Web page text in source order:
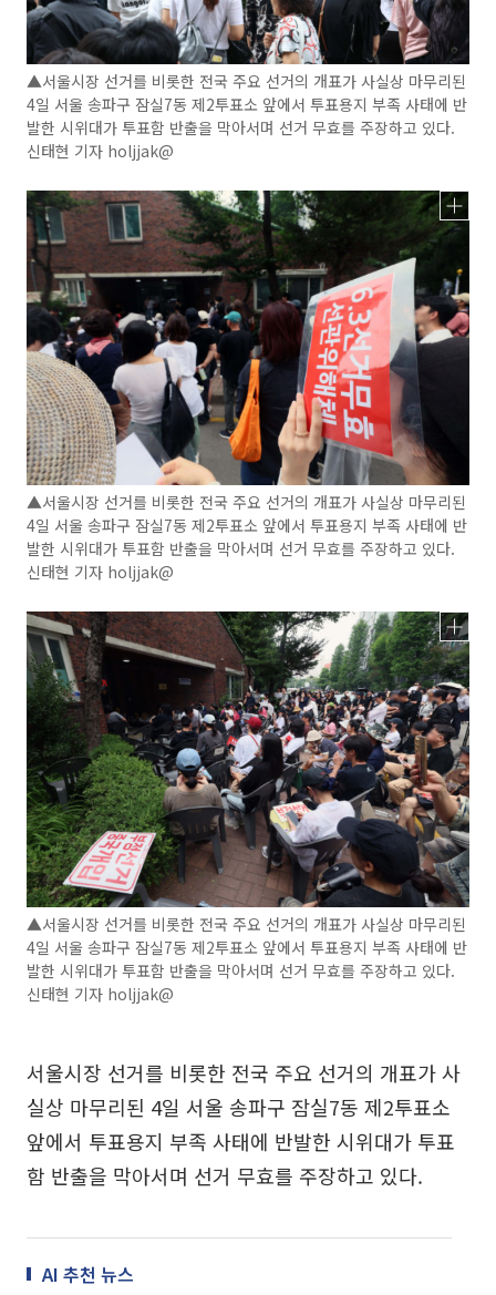
▲서울시장 선거를 비롯한 전국 주요 선거의 개표가 사실상 마무리된
4일 서울 송파구 잠실7동 제2투표소 앞에서 투표용지 부족 사태에 반
발한 시위대가 투표함 반출을 막아서며 선거 무효를 주장하고 있다.
신태현 기자 holjjak@
▲서울시장 선거를 비롯한 전국 주요 선거의 개표가 사실상 마무리된
4일 서울 송파구 잠실7동 제2투표소 앞에서 투표용지 부족 사태에 반
발한 시위대가 투표함 반출을 막아서며 선거 무효를 주장하고 있다.
신태현 기자 holjjak@
▲서울시장 선거를 비롯한 전국 주요 선거의 개표가 사실상 마무리된
4일 서울 송파구 잠실7동 제2투표소 앞에서 투표용지 부족 사태에 반
발한 시위대가 투표함 반출을 막아서며 선거 무효를 주장하고 있다.
신태현 기자 holjjak@
서울시장 선거를 비롯한 전국 주요 선거의 개표가 사
실상 마무리된 4일 서울 송파구 잠실7동 제2투표소
앞에서 투표용지 부족 사태에 반발한 시위대가 투표
함 반출을 막아서며 선거 무효를 주장하고 있다.
AI 추천 뉴스